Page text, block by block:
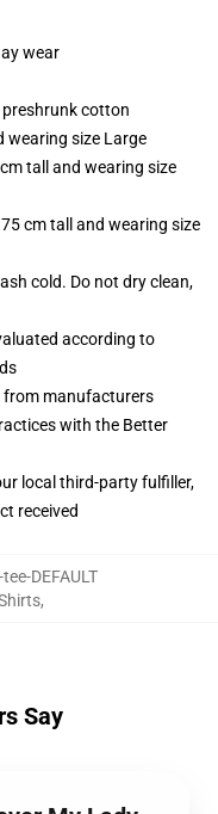
wear
preshrunk cotton
wearing size Large
tall and wearing size
cm tall and wearing size
cold. Do not dry clean,
according to
from manufacturers
with the Better
local third-party fulfiller,
received
DEFAULT
,
Say